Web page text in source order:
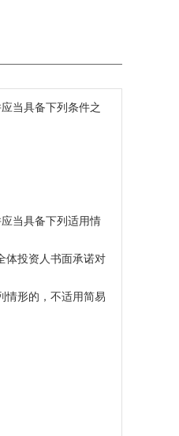
当具备下列条件之
当具备下列适用情
体投资人书面承诺对
情形的，不适用简易